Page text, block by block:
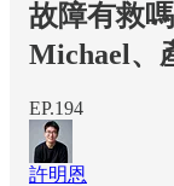
故障有救
Michael、
EP.194
許明恩